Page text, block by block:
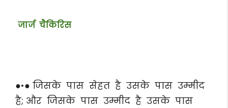
जार्ज चैकिरिस
●•● जिसके पास सेहत है उसके पास उम्मीद
है; और जिसके पास उम्मीद है उसके पास